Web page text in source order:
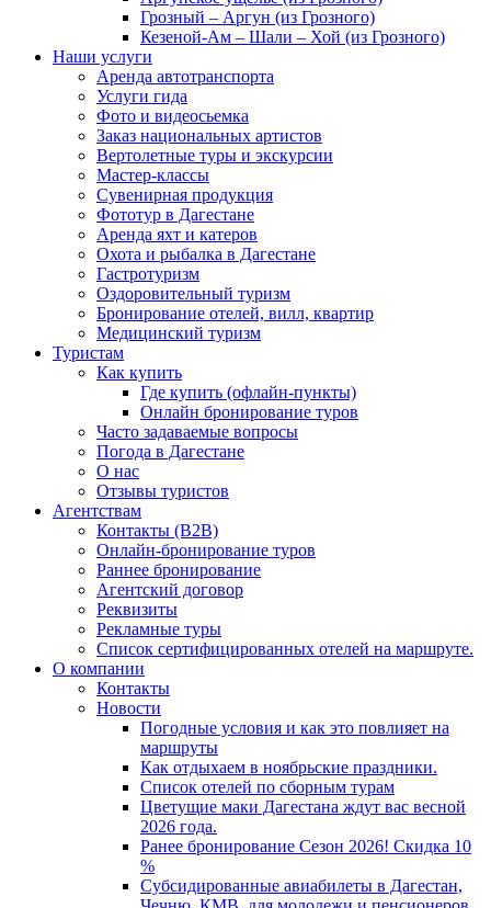
Грозный – Аргун (из Грозного)
Кезеной-Ам – Шали – Хой (из Грозного)
Наши услуги
Аренда автотранспорта
Услуги гида
Фото и видеосьемка
Заказ национальных артистов
Вертолетные туры и экскурсии
Мастер-классы
Сувенирная продукция
Фототур в Дагестане
Аренда яхт и катеров
Охота и рыбалка в Дагестане
Гастротуризм
Оздоровительный туризм
Бронирование отелей, вилл, квартир
Медицинский туризм
Туристам
Как купить
Где купить (офлайн-пункты)
Онлайн бронирование туров
Часто задаваемые вопросы
Погода в Дагестане
О нас
Отзывы туристов
Агентствам
Контакты (B2B)
Онлайн-бронирование туров
Раннее бронирование
Агентский договор
Реквизиты
Рекламные туры
Список сертифицированных отелей на маршруте.
О компании
Контакты
Новости
Погодные условия и как это повлияет на
маршруты
Как отдыхаем в ноябрьские праздники.
Список отелей по сборным турам
Цветущие маки Дагестана ждут вас весной
2026 года.
Ранее бронирование Сезон 2026! Скидка 10
%
Субсидированные авиабилеты в Дагестан,